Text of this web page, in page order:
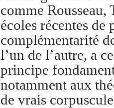
comme
écoles récentes
complémentarité
l’un de l’autre, a
principe
notamment aux
de vrais